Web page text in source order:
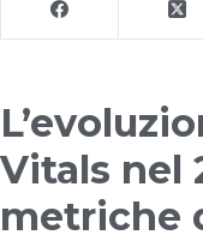
Vitals nel
metriche